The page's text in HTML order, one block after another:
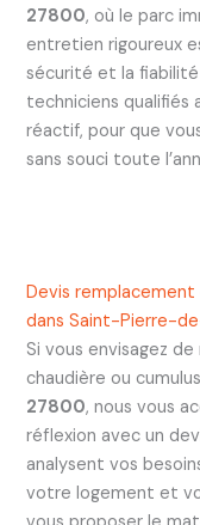
27800, où le parc
entretien rigoureux
sécurité et la
techniciens qualifiés
réactif, pour que
sans souci toute
Devis
dans Saint-Pierre-
Si vous envisagez
chaudière ou
27800, nous vous
réflexion avec un
analysent vos
votre logement et